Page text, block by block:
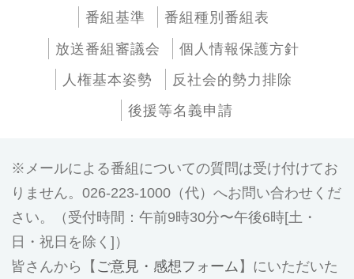
番組基準
番組種別番組表
放送番組審議会
個人情報保護方針
人権基本姿勢
反社会的勢力排除
後援等名義申請
メールによる番組についての質問は受け付けてお
りません。026-223-1000（代）へお問い合わせくだ
さい。（受付時間：午前9時30分〜午後6時[土・
日・祝日を除く]）
皆さんから【 ご意見・感想フォーム 】にいただいた